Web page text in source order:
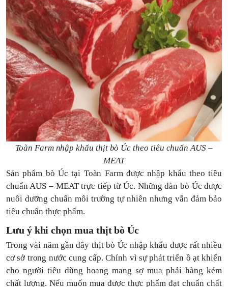
Toàn Farm nhập khẩu thịt bò Úc theo tiêu chuẩn AUS –
MEAT
Sản phẩm bò Úc tại Toàn Farm được nhập khẩu theo tiêu
chuẩn AUS – MEAT trực tiếp từ Úc. Những đàn bò Úc được
nuôi dưỡng chuẩn môi trường tự nhiên nhưng vẫn đảm bảo
tiêu chuẩn thực phẩm.
Lưu ý khi chọn mua thịt bò Úc
Trong vài năm gần đây thịt bò Úc nhập khẩu được rất nhiều
cơ sở trong nước cung cấp. Chính vì sự phát triển ồ ạt khiến
cho người tiêu dùng hoang mang sợ mua phải hàng kém
chất lượng. Nếu muốn mua được thực phẩm đạt chuẩn chất